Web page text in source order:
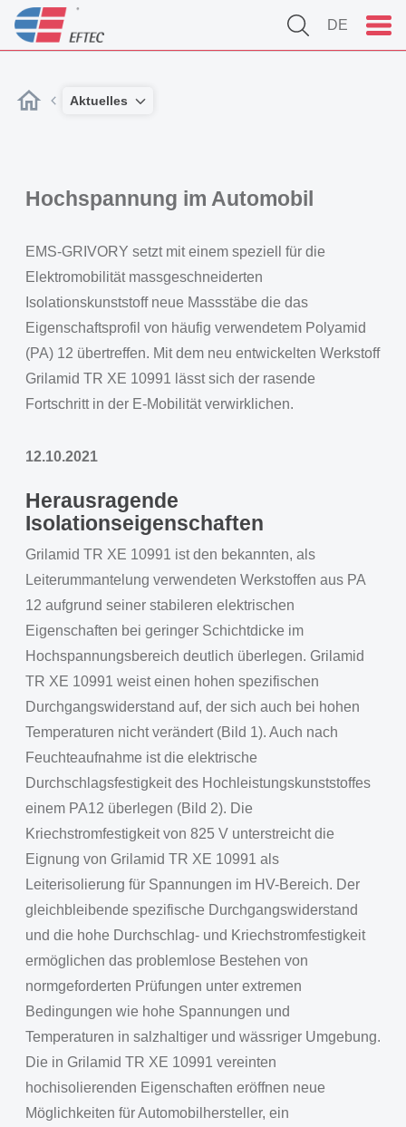
DE
Aktuelles
Hochspannung im Automobil
EMS-GRIVORY setzt mit einem speziell für die
Elektromobilität massgeschneiderten
Isolationskunststoff neue Massstäbe die das
Eigenschaftsprofil von häufig verwendetem Polyamid
(PA) 12 übertreffen. Mit dem neu entwickelten Werkstoff
Grilamid TR XE 10991 lässt sich der rasende
Fortschritt in der E-Mobilität verwirklichen.
12.10.2021
Herausragende
Isolationseigenschaften
Grilamid TR XE 10991 ist den bekannten, als
Leiterummantelung verwendeten Werkstoffen aus PA
12 aufgrund seiner stabileren elektrischen
Eigenschaften bei geringer Schichtdicke im
Hochspannungsbereich deutlich überlegen. Grilamid
TR XE 10991 weist einen hohen spezifischen
Durchgangswiderstand auf, der sich auch bei hohen
Temperaturen nicht verändert (Bild 1). Auch nach
Feuchteaufnahme ist die elektrische
Durchschlagsfestigkeit des Hochleistungskunststoffes
einem PA12 überlegen (Bild 2). Die
Kriechstromfestigkeit von 825 V unterstreicht die
Eignung von Grilamid TR XE 10991 als
Leiterisolierung für Spannungen im HV-Bereich. Der
gleichbleibende spezifische Durchgangswiderstand
und die hohe Durchschlag- und Kriechstromfestigkeit
ermöglichen das problemlose Bestehen von
normgeforderten Prüfungen unter extremen
Bedingungen wie hohe Spannungen und
Temperaturen in salzhaltiger und wässriger Umgebung.
Die in Grilamid TR XE 10991 vereinten
hochisolierenden Eigenschaften eröffnen neue
Möglichkeiten für Automobilhersteller, ein